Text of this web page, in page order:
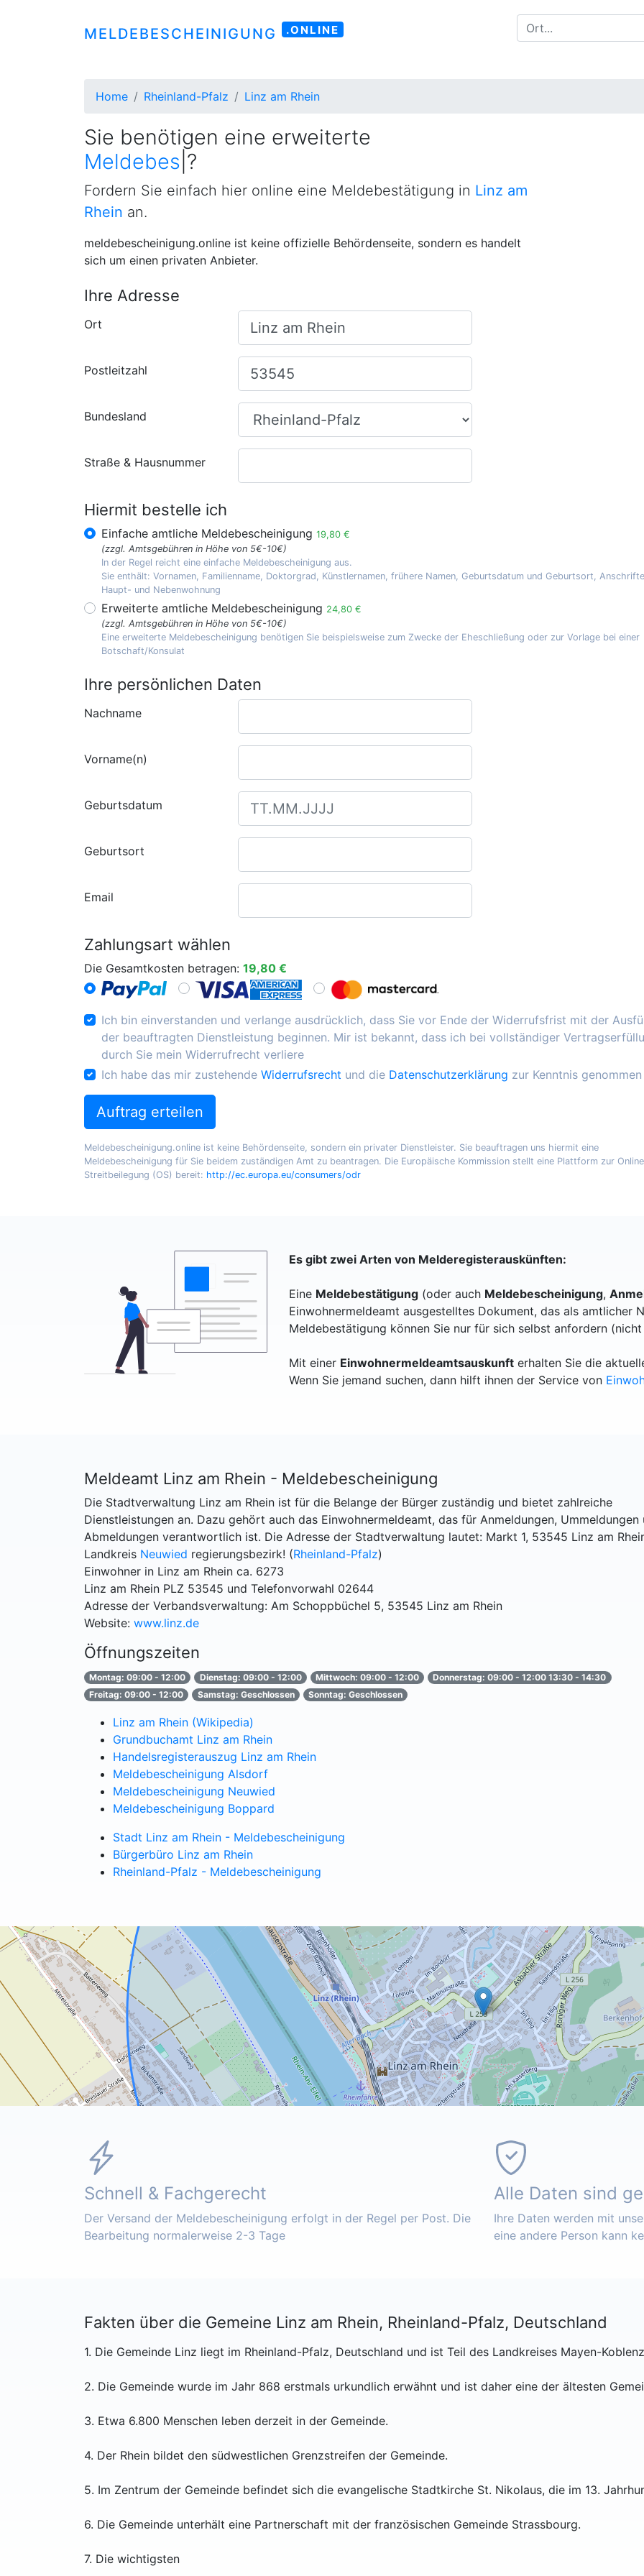
MELDEBESCHEINIGUNG .ONLINE
Home Rheinland-Pfalz Linz am Rhein
Sie benötigen eine erweiterte
Meldebestätigung
Fordern Sie einfach hier online eine Meldebestätigung in Linz am
Rhein an.
meldebescheinigung.online ist keine offizielle Behördenseite, sondern es handelt
sich um einen privaten Anbieter.
Ihre Adresse
Ort
Postleitzahl
Bundesland
Straße & Hausnummer
Hiermit bestelle ich
Einfache amtliche Meldebescheinigung 19,80 €
(zzgl. Amtsgebühren in Höhe von 5€-10€)
In der Regel reicht eine einfache Meldebescheinigung aus.
Sie enthält: Vornamen, Familienname, Doktorgrad, Künstlernamen, frühere Namen, Geburtsdatum und Geburtsort,
Haupt- und Nebenwohnung
Erweiterte amtliche Meldebescheinigung 24,80 €
(zzgl. Amtsgebühren in Höhe von 5€-10€)
Eine erweiterte Meldebescheinigung benötigen Sie beispielsweise zum Zwecke der Eheschließung oder zur Vorlage bei einer
Botschaft/Konsulat
Ihre persönlichen Daten
Nachname
Vorname(n)
Geburtsdatum
Geburtsort
Email
Zahlungsart wählen
Die Gesamtkosten betragen: 19,80 €
Ich bin einverstanden und verlange ausdrücklich, dass Sie vor Ende der Widerrufsfrist mit der
der beauftragten Dienstleistung beginnen. Mir ist bekannt, dass ich bei vollständiger
durch Sie mein Widerrufrecht verliere
Ich habe das mir zustehende Widerrufsrecht und die Datenschutzerklärung zur Kenntnis genommen
Auftrag erteilen
Meldebescheinigung.online ist keine Behördenseite, sondern ein privater Dienstleister. Sie beauftragen uns hiermit eine
Meldebescheinigung für Sie beidem zuständigen Amt zu beantragen. Die Europäische Kommission stellt eine Plattform zur
Streitbeilegung (OS) bereit: http://ec.europa.eu/consumers/odr
Es gibt zwei Arten von Melderegisterauskünften:
Eine Meldebestätigung (oder auch Meldebescheinigung,
Einwohnermeldeamt ausgestelltes Dokument, das als amtlicher
Meldebestätigung können Sie nur für sich selbst anfordern
Mit einer Einwohnermeldeamtsauskunft erhalten Sie die
Wenn Sie jemand suchen, dann hilft ihnen der Service von
Meldeamt Linz am Rhein - Meldebescheinigung
Die Stadtverwaltung Linz am Rhein ist für die Belange der Bürger zuständig und bietet zahlreiche
Dienstleistungen an. Dazu gehört auch das Einwohnermeldeamt, das für Anmeldungen, Ummeldungen
Abmeldungen verantwortlich ist. Die Adresse der Stadtverwaltung lautet: Markt 1, 53545 Linz am
Landkreis Neuwied regierungsbezirk! (Rheinland-Pfalz)
Einwohner in Linz am Rhein ca. 6273
Linz am Rhein PLZ 53545 und Telefonvorwahl 02644
Adresse der Verbandsverwaltung: Am Schoppbüchel 5, 53545 Linz am Rhein
Website: www.linz.de
Öffnungszeiten
Montag: 09:00 - 12:00 Dienstag: 09:00 - 12:00 Mittwoch: 09:00 - 12:00
Donnerstag: 09:00 - 12:00 13:30 - 14:30
Freitag: 09:00 - 12:00
Samstag: Geschlossen Sonntag: Geschlossen
Linz am Rhein (Wikipedia)
Grundbuchamt Linz am Rhein
Handelsregisterauszug Linz am Rhein
Meldebescheinigung Alsdorf
Meldebescheinigung Neuwied
Meldebescheinigung Boppard
Stadt Linz am Rhein - Meldebescheinigung
Bürgerbüro Linz am Rhein
Rheinland-Pfalz - Meldebescheinigung
Schnell & Fachgerecht
Der Versand der Meldebescheinigung erfolgt in der Regel per Post. Die
Bearbeitung normalerweise 2-3 Tage
Alle Daten sind
Ihre Daten werden mit
eine andere Person kann
Fakten über die Gemeine Linz am Rhein, Rheinland-Pfalz, Deutschland
1. Die Gemeinde Linz liegt im Rheinland-Pfalz, Deutschland und ist Teil des Landkreises Mayen-
2. Die Gemeinde wurde im Jahr 868 erstmals urkundlich erwähnt und ist daher eine der ältesten
3. Etwa 6.800 Menschen leben derzeit in der Gemeinde.
4. Der Rhein bildet den südwestlichen Grenzstreifen der Gemeinde.
5. Im Zentrum der Gemeinde befindet sich die evangelische Stadtkirche St. Nikolaus, die im 13.
6. Die Gemeinde unterhält eine Partnerschaft mit der französischen Gemeinde Strassbourg.
7. Die wichtigsten